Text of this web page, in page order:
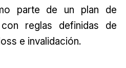
parte de un plan de
reglas definidas de
e invalidación.